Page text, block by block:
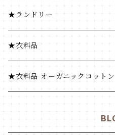
海藻・乾物
★ランドリー
★衣料品
★衣料品 オーガニックコットン